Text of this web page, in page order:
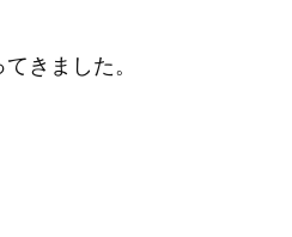
きました。